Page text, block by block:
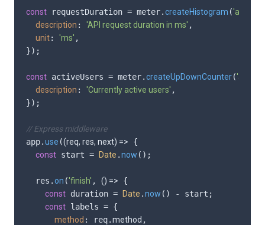
const requestDuration = meter.createHistogram (
description : 'API request duration in ms' ,
unit: 'ms' ,
});
const activeUsers = meter.createUpDownCounter(
description : 'Currently active users' ,
});
// Express middleware
app.use ((req, res, next) => {
const start = Date .now ();
  res.
on ('finish' , () => {
const duration = Date .now () - start;
const labels = {
method : req.method ,